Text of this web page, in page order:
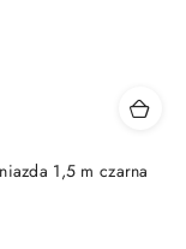
1,5 m czarna